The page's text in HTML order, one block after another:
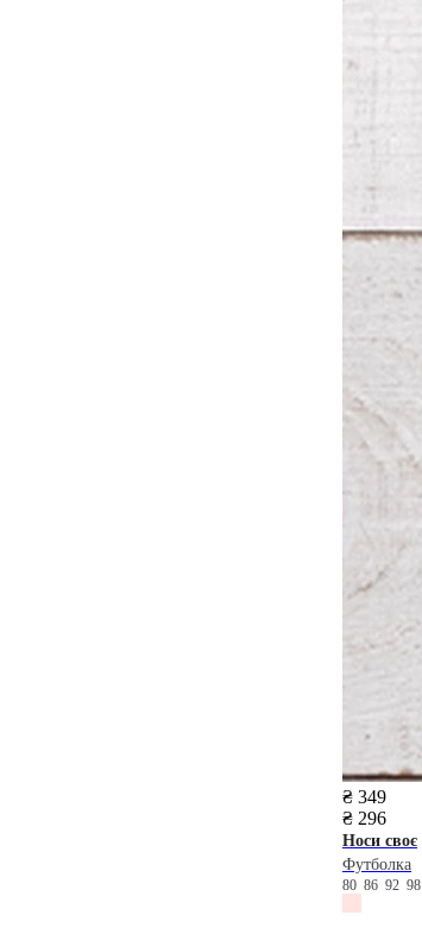
₴ 349
₴ 296
Носи своє
Футболка
80 86 92 98